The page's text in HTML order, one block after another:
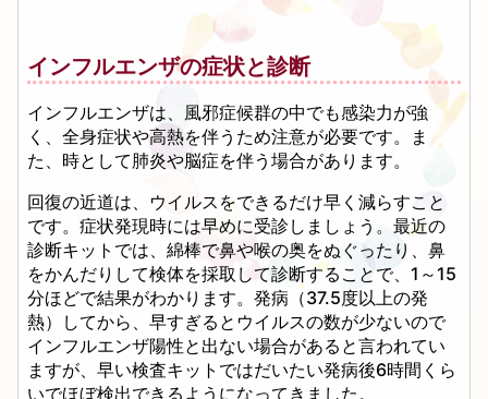
インフルエンザの症状と診断
インフルエンザは、風邪症候群の中でも感染力が強
く、全身症状や高熱を伴うため注意が必要です。ま
た、時として肺炎や脳症を伴う場合があります。
回復の近道は、ウイルスをできるだけ早く減らすこと
です。症状発現時には早めに受診しましょう。最近の
診断キットでは、綿棒で鼻や喉の奥をぬぐったり、鼻
をかんだりして検体を採取して診断することで、1～15
分ほどで結果がわかります。発病（37.5度以上の発
熱）してから、早すぎるとウイルスの数が少ないので
インフルエンザ陽性と出ない場合があると言われてい
ますが、早い検査キットではだいたい発病後6時間くら
いでほぼ検出できるようになってきました。